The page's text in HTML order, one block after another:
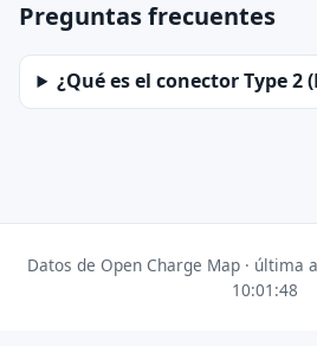
Preguntas frecuentes
¿Qué es el conector Type 2
Datos de Open Charge Map · última
10:01:48